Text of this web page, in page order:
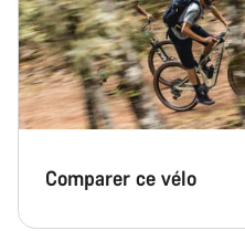
Comparer ce vélo